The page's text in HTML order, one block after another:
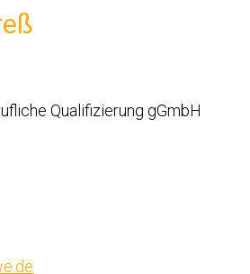
Qualifizierung gGmbH